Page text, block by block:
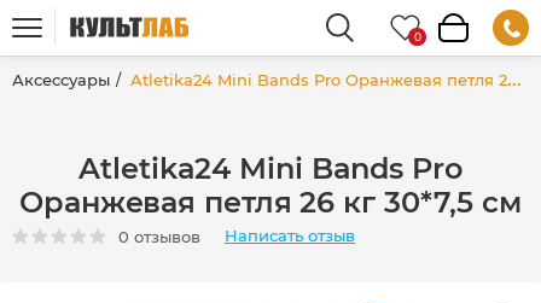
Аксессуары Atletika24 Mini Bands Pro Оранжевая петля 26 кг 30*7,5 см
Atletika24 Mini Bands Pro
Оранжевая петля 26 кг 30*7,5 см
0 отзывов Написать отзыв